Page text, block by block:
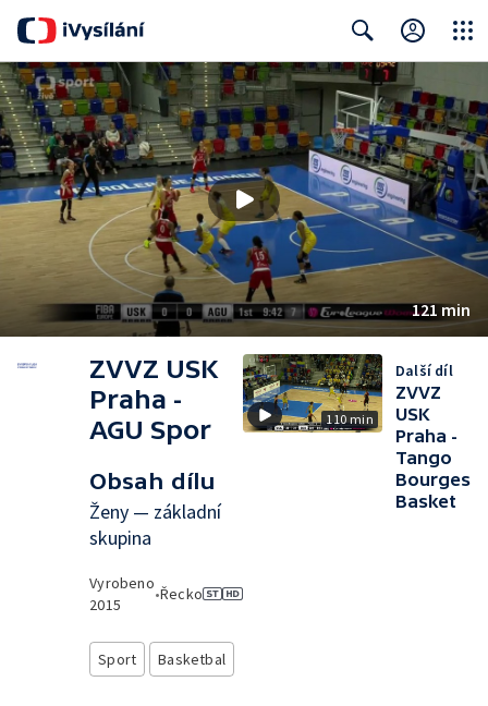
Search
121 min
ZVVZ USK
Praha -
AGU Spor
Obsah dílu
Ženy — základní
skupina
Vyrobeno
2015
•Řecko
Sport Basketbal
110 min
Další díl
ZVVZ
USK
Praha -
Tango
Bourges
Basket